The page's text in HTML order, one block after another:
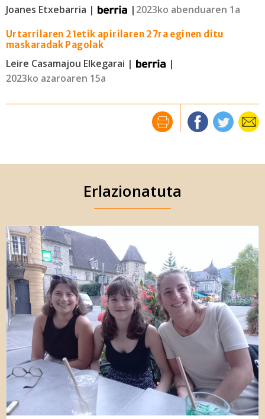
Joanes Etxebarria | | 2023ko abenduaren 1a
Urtarrilaren 21etik apirilaren 27ra eginen ditu
maskaradak Pagolak
Leire Casamajou Elkegarai |
|
2023ko azaroaren 15a
Erlazionatuta